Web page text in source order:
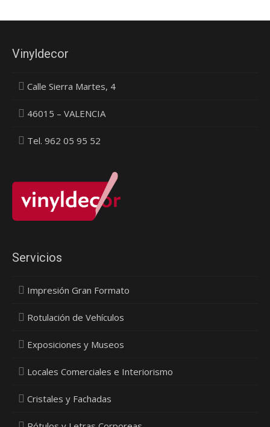
Vinyldecor
Calle Sierra Martes, 4
46015 – VALENCIA
Tel. 962 05 95 52
Servicios
Impresión Gran Formato
Rotulación de Vehículos
Exposiciones y Museos
Locales Comerciales e Interiorismo
Cristales y Fachadas